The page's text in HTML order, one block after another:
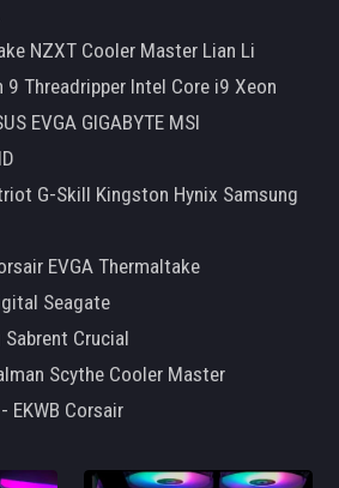
NZXT Cooler Master Lian Li
9 Threadripper Intel Core i9 Xeon
EVGA GIGABYTE MSI
G-Skill Kingston Hynix Samsung
EVGA Thermaltake
Seagate
Crucial
Scythe Cooler Master
EKWB Corsair